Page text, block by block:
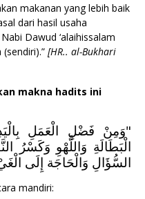
makanan yang lebih baik
dari hasil usaha
Dawud ‘alaihissalam
[HR.. al-Bukhari
makna hadits ini
"وَمِنْ فَضْلِ الْعَمَلِ
الْبَطَالَةِ وَاللَّهْوِ وَكَسْرُ
السُّؤَالِ وَالْحَاجَة إِلَى
mandiri: